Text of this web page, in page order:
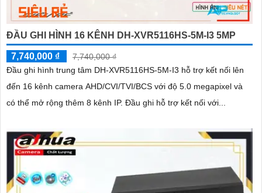
ĐẦU GHI HÌNH 16 KÊNH DH-XVR5116HS-5M-I3 5MP
7,740,000 ₫
7,740,000 ₫
Đầu ghi hình trung tâm DH-XVR5116HS-5M-I3 hỗ trợ kết nối lên
đến 16 kênh camera AHD/CVI/TVI/BCS với độ 5.0 megapixel và
có thể mở rộng thêm 8 kênh IP. Đầu ghi hỗ trợ kết nối với...